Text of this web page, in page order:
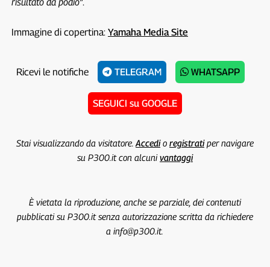
Immagine di copertina: Yamaha Media Site
Ricevi le notifiche TELEGRAM WHATSAPP
SEGUICI su GOOGLE
Stai visualizzando da visitatore. Accedio registratiper navigare
su P300.it con alcunivantaggi
È vietata la riproduzione, anche se parziale, dei contenuti
pubblicati su P300.it senza autorizzazione scritta da richiedere
a info@p300.it.